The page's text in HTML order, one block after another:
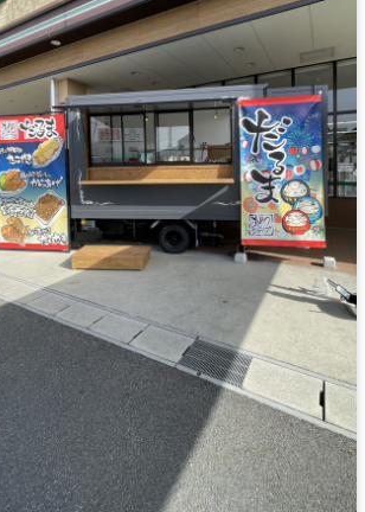
バーガー 100%Beerパティ使用、Lサイズ
チーズハンバーガー 100%Beerパティ使
用、Lサイズテリヤキチーズハンバーガー 10
0%Beerパティ使用、フライドポテト、おし
るこ、ハンバーガー、チーズハンバーガー、
テリヤキハンバーガー、カレーライス、ハン
ドメイドオリジナルクッキー～恐竜～、ハン
ドメイドオリジナルクッキー～クリスマス
～、ハンドメイドオリジナルクッキー～ハロ
ウイン～、ハンドメイドクッキー、冷たいり
んご飴、冷たいぶとう飴、ふわふわかき氷、
スコーン、スコーンセット、熊本名物！！い
きなり団子、熊本名物！！黒糖焼き芋饅頭、
熊本名物和菓子セット、ホイップクリーム入
ショコラシフォンケーキ、ホイップクリーム
入紅茶シフォンケーキ、ビール、ソフトドリ
ンク、パン屋さんの日替わり菓子パン、ジャ
ンボ黒毛和牛串焼き、フランクフルト、パイ
ンミー、サンドイッチ、クロワッサン、クロ
ワッサンドッグ、クロワッサンサンド、冷凍
みかん、フォー、小籠包、キッシュ、イング